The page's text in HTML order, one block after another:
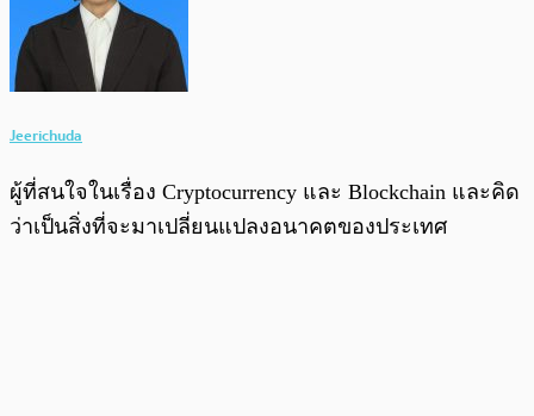
Jeerichuda
ผู้ที่สนใจในเรื่อง Cryptocurrency และ Blockchain และคิด
ว่าเป็นสิ่งที่จะมาเปลี่ยนแปลงอนาคตของประเทศ